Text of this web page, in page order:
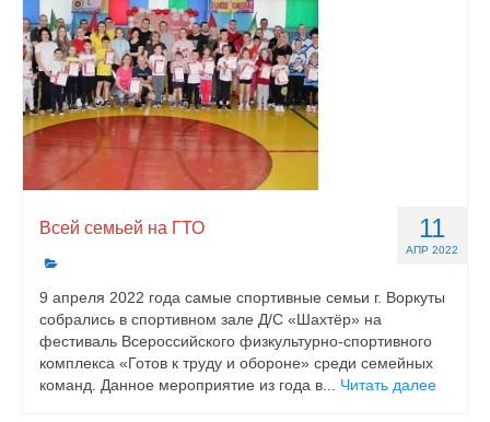
11
АПР 2022
Всей семьей на ГТО
9 апреля 2022 года самые спортивные семьи г. Воркуты
собрались в спортивном зале Д/С «Шахтёр» на
фестиваль Всероссийского физкультурно-спортивного
комплекса «Готов к труду и обороне» среди семейных
команд. Данное мероприятие из года в... Читать далее